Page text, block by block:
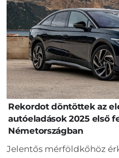
Rekordot döntöttek az
autóeladások 2025 első
Németországban
Jelentős mérföldkőhöz